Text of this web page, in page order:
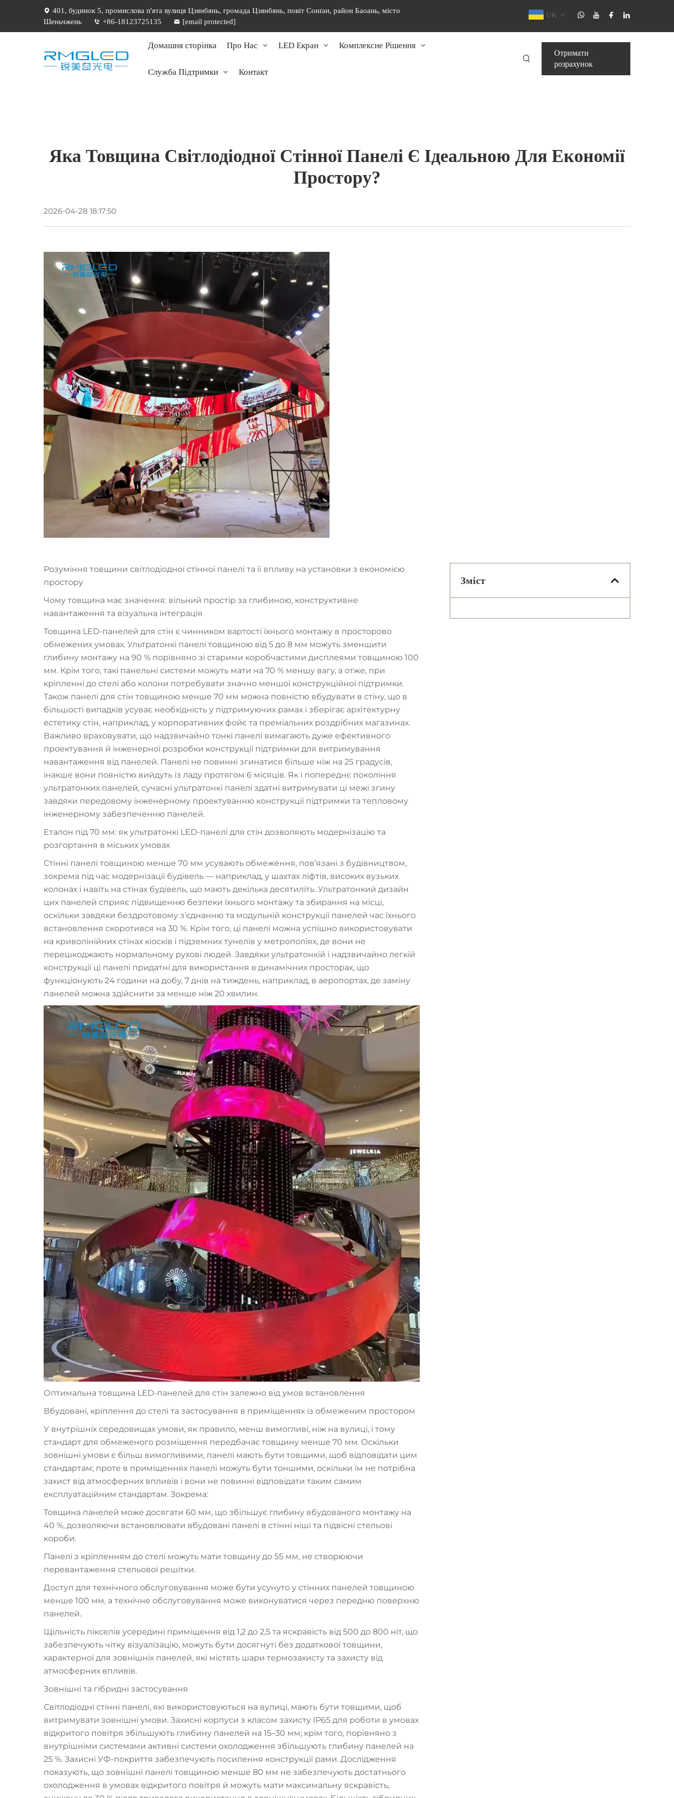
401, будинок 5, промислова п'ята вулиця Цзянбянь, громада Цзянбянь, повіт Сонґан, район Баоань, місто
Шеньчжень
+86-18123725135 [email protected]
UK
Домашня сторінка Про Нас LED Екран Комплексне Рішення
Служба Підтримки Контакт
Отримати
розрахунок
Яка Товщина Світлодіодної Стінної Панелі Є Ідеальною Для Економії
Простору?
2026-04-28 18:17:50
Розуміння товщини світлодіодної стінної панелі та її впливу на установки з економією
простору
Чому товщина має значення: вільний простір за глибиною, конструктивне
навантаження та візуальна інтеграція
Товщина LED-панелей для стін є чинником вартості їхнього монтажу в просторово
обмежених умовах. Ультратонкі панелі товщиною від 5 до 8 мм можуть зменшити
глибину монтажу на 90 % порівняно зі старими коробчастими дисплеями товщиною 100
мм. Крім того, такі панельні системи можуть мати на 70 % меншу вагу, а отже, при
кріпленні до стелі або колони потребувати значно меншої конструкційної підтримки.
Також панелі для стін товщиною менше 70 мм можна повністю вбудувати в стіну, що в
більшості випадків усуває необхідність у підтримуючих рамах і зберігає архітектурну
естетику стін, наприклад, у корпоративних фойє та преміальних роздрібних магазинах.
Важливо враховувати, що надзвичайно тонкі панелі вимагають дуже ефективного
проектування й інженерної розробки конструкції підтримки для витримування
навантаження від панелей. Панелі не повинні згинатися більше ніж на 25 градусів,
інакше вони повністю вийдуть із ладу протягом 6 місяців. Як і попереднє покоління
ультратонких панелей, сучасні ультратонкі панелі здатні витримувати ці межі згину
завдяки передовому інженерному проектуванню конструкції підтримки та тепловому
інженерному забезпеченню панелей.
Еталон під 70 мм: як ультратонкі LED-панелі для стін дозволяють модернізацію та
розгортання в міських умовах
Стінні панелі товщиною менше 70 мм усувають обмеження, пов’язані з будівництвом,
зокрема під час модернізації будівель — наприклад, у шахтах ліфтів, високих вузьких
колонах і навіть на стінах будівель, що мають декілька десятиліть. Ультратонкий дизайн
цих панелей сприяє підвищенню безпеки їхнього монтажу та збирання на місці,
оскільки завдяки бездротовому з’єднанню та модульній конструкції панелей час їхнього
встановлення скоротився на 30 %. Крім того, ці панелі можна успішно використовувати
на криволінійних стінах кіосків і підземних тунелів у метрополіях, де вони не
перешкоджають нормальному рухові людей. Завдяки ультратонкій і надзвичайно легкій
конструкції ці панелі придатні для використання в динамічних просторах, що
функціонують 24 години на добу, 7 днів на тиждень, наприклад, в аеропортах, де заміну
панелей можна здійснити за менше ніж 20 хвилин.
Оптимальна товщина LED-панелей для стін залежно від умов встановлення
Вбудовані, кріплення до стелі та застосування в приміщеннях із обмеженим простором
У внутрішніх середовищах умови, як правило, менш вимогливі, ніж на вулиці, і тому
стандарт для обмеженого розміщення передбачає товщину менше 70 мм. Оскільки
зовнішні умови є більш вимогливими, панелі мають бути товщими, щоб відповідати цим
стандартам; проте в приміщеннях панелі можуть бути тоншими, оскільки їм не потрібна
захист від атмосферних впливів і вони не повинні відповідати таким самим
експлуатаційним стандартам. Зокрема:
Товщина панелей може досягати 60 мм, що збільшує глибину вбудованого монтажу на
40 %, дозволяючи встановлювати вбудовані панелі в стінні ніші та підвісні стельові
короби.
Панелі з кріпленням до стелі можуть мати товщину до 55 мм, не створюючи
перевантаження стельової решітки.
Доступ для технічного обслуговування може бути усунуто у стінних панелей товщиною
менше 100 мм, а технічне обслуговування може виконуватися через передню поверхню
панелей.
Щільність пікселів усередині приміщення від 1,2 до 2,5 та яскравість від 500 до 800 ніт, що
забезпечують чітку візуалізацію, можуть бути досягнуті без додаткової товщини,
характерної для зовнішніх панелей, які містять шари термозахисту та захисту від
атмосферних впливів.
Зовнішні та гібридні застосування
Світлодіодні стінні панелі, які використовуються на вулиці, мають бути товщими, щоб
витримувати зовнішні умови. Захисні корпуси з класом захисту IP65 для роботи в умовах
відкритого повітря збільшують глибину панелей на 15–30 мм; крім того, порівняно з
внутрішніми системами активні системи охолодження збільшують глибину панелей на
25 %. Захисні УФ-покриття забезпечують посилення конструкції рами. Дослідження
показують, що зовнішні панелі товщиною менше 80 мм не забезпечують достатнього
охолодження в умовах відкритого повітря й можуть мати максимальну яскравість,
Зміст